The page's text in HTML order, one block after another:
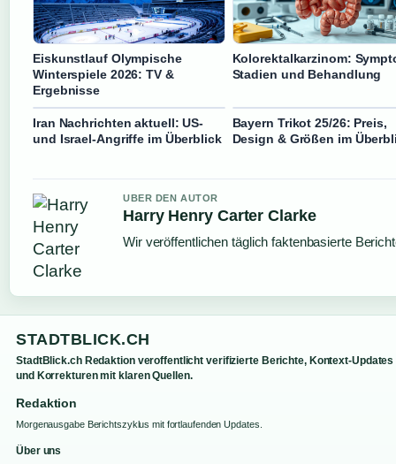
Eiskunstlauf Olympische
Winterspiele 2026: TV &
Ergebnisse
Kolorektalkarzinom:
Stadien und Behandlung
Iran Nachrichten aktuell: US-
und Israel-Angriffe im Überblick
Bayern Trikot 25/26: Preis,
Design & Größen im
UBER DEN AUTOR
Harry Henry Carter Clarke
Wir veröffentlichen täglich faktenbasierte
STADTBLICK.CH
StadtBlick.ch Redaktion veroffentlicht verifizierte Berichte, Kontext-Updates
und Korrekturen mit klaren Quellen.
Redaktion
Morgenausgabe Berichtszyklus mit fortlaufenden Updates.
Über uns